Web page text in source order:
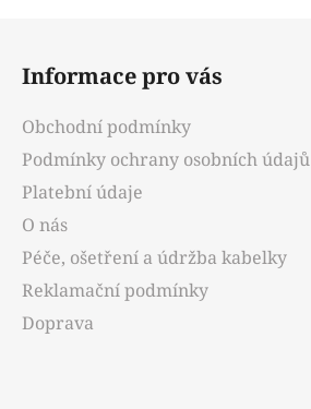
Informace pro vás
Obchodní podmínky
Podmínky ochrany osobních údajů
Platební údaje
O nás
Péče, ošetření a údržba kabelky
Reklamační podmínky
Doprava